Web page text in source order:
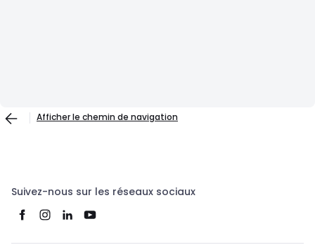
Afficher le chemin de navigation
Suivez-nous sur les réseaux sociaux